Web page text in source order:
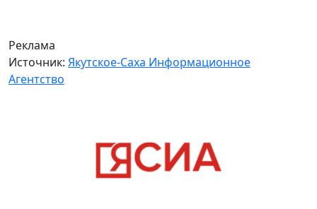
Реклама
Источник: Якутское-Саха Информационное
Агентство